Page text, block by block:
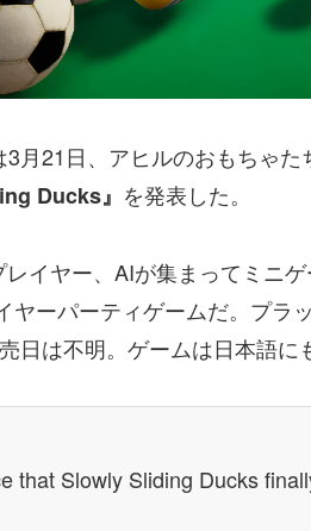
月21日、アヒルのおもちゃ
Ducks』 を発表した。
イヤー、AIが集まってミニ
ヤーパーティゲームだ。プラ
日は不明。ゲームは日本語に
that Slowly Sliding Ducks